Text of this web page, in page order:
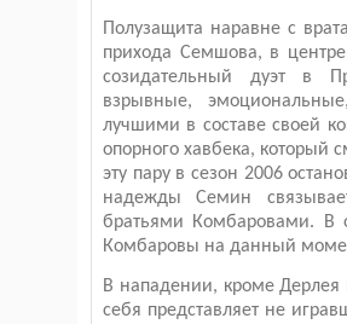
Полузащита наравне с
прихода Семшова, в
созидательный дуэт в
взрывные,
лучшими в составе своей
опорного хавбека, который
эту пару в сезон 2006
надежды Семин
братьями Комбаровами. В
Комбаровы на данный
В нападении, кроме Дерлея
себя представляет не